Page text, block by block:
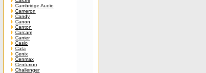
Cambridge Audio
Cameron
Candy
Canon
Canton
Carcam
Carrier
Casio
Cata
Cenix
Cenmax
Centurion
Challenger